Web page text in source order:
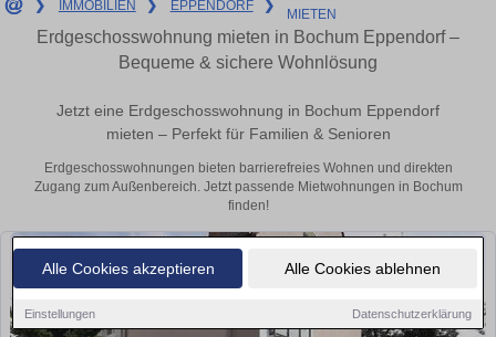
Alle Cookies akzeptieren Alle Cookies ablehnen
Einstellungen Datenschutzerklärung
❯ IMMOBILIEN ❯ EPPENDORF ❯
MIETEN
Erdgeschosswohnung mieten in Bochum Eppendorf –
Bequeme & sichere Wohnlösung
Jetzt eine Erdgeschosswohnung in Bochum Eppendorf
mieten – Perfekt für Familien & Senioren
Erdgeschosswohnungen bieten barrierefreies Wohnen und direkten
Zugang zum Außenbereich. Jetzt passende Mietwohnungen in Bochum
finden!